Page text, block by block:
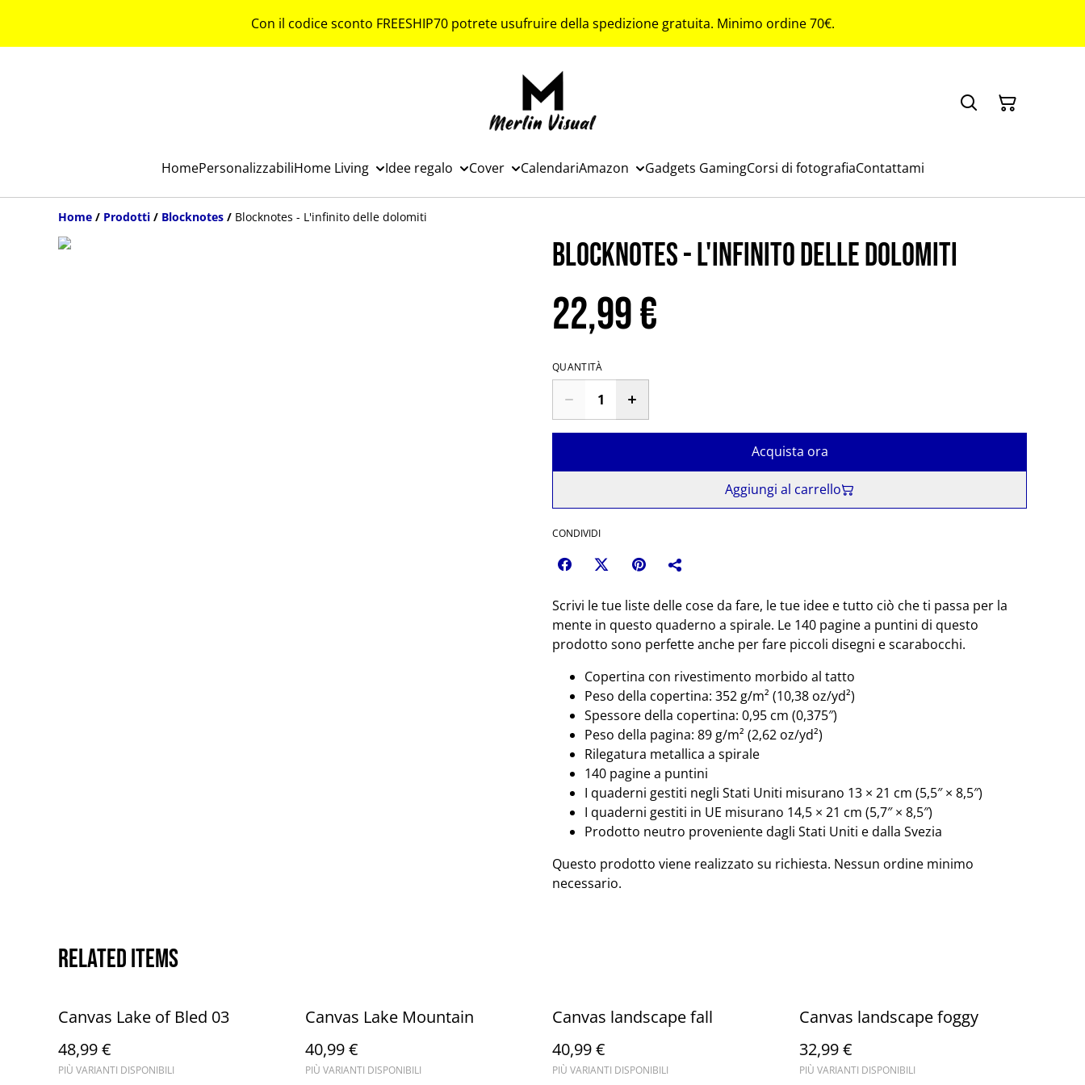
Con il codice sconto FREESHIP70 potrete usufruire della spedizione gratuita. Minimo ordine 70€.
HomePersonalizzabiliHome Living Idee regalo Cover CalendariAmazon Gadgets GamingCorsi di fotografiaContattami
Home / Prodotti / Blocknotes / Blocknotes - L'infinito delle dolomiti
Blocknotes - L'infinito delle dolomiti
22,99 €
QUANTITÀ
Acquista ora
Aggiungi al carrello
CONDIVIDI
Scrivi le tue liste delle cose da fare, le tue idee e tutto ciò che ti passa per la
mente in questo quaderno a spirale. Le 140 pagine a puntini di questo
prodotto sono perfette anche per fare piccoli disegni e scarabocchi.
Copertina con rivestimento morbido al tatto
Peso della copertina: 352 g/m² (10,38 oz/yd²)
Spessore della copertina: 0,95 cm (0,375″)
Peso della pagina: 89 g/m² (2,62 oz/yd²)
Rilegatura metallica a spirale
140 pagine a puntini
I quaderni gestiti negli Stati Uniti misurano 13 × 21 cm (5,5″ × 8,5″)
I quaderni gestiti in UE misurano 14,5 × 21 cm (5,7″ × 8,5″)
Prodotto neutro proveniente dagli Stati Uniti e dalla Svezia
Questo prodotto viene realizzato su richiesta. Nessun ordine minimo
necessario.
Related items
Canvas Lake of Bled 03
48,99 €
PIÙ VARIANTI DISPONIBILI
Canvas Lake Mountain
40,99 €
PIÙ VARIANTI DISPONIBILI
Canvas landscape fall
40,99 €
PIÙ VARIANTI DISPONIBILI
Canvas landscape foggy
32,99 €
PIÙ VARIANTI DISPONIBILI